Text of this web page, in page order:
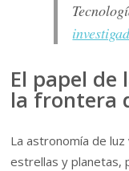
El papel
la frontera
La astronomía de
estrellas y planetas,